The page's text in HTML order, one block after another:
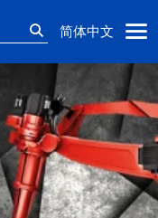
简体中文